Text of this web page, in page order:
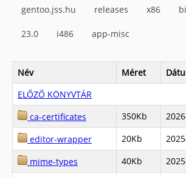
gentoo.jss.hu releases x86
23.0 i486 app-misc
Név Méret
ELŐZŐ KÖNYVTÁR
ca-certificates
350Kb
editor-wrapper
20Kb
mime-types
40Kb